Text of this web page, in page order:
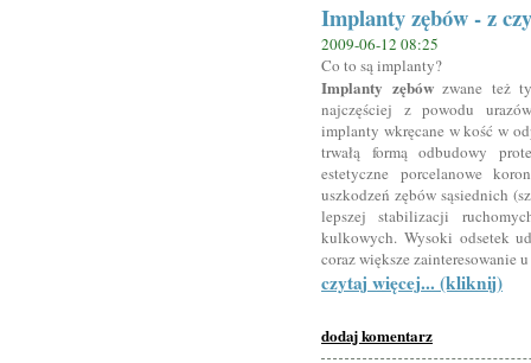
Implanty zębów - z
2009-06-12 08:25
Co to są implanty?
Implanty zębów zwane też
najczęściej z powodu
implanty wkręcane w kość w
trwałą formą odbudowy
estetyczne porcelanowe
uszkodzeń zębów sąsiednich
lepszej stabilizacji
kulkowych. Wysoki odsetek
coraz większe zainteresowanie
czytaj więcej... (kliknij)
dodaj komentarz